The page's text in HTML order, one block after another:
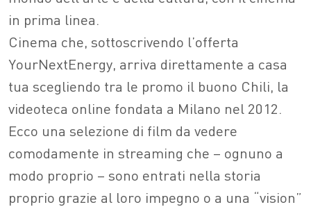
in prima linea.
Cinema che, sottoscrivendo l’offerta
YourNextEnergy, arriva direttamente a casa
tua scegliendo tra le promo il buono Chili, la
videoteca online fondata a Milano nel 2012.
Ecco una selezione di film da vedere
comodamente in streaming che – ognuno a
modo proprio – sono entrati nella storia
proprio grazie al loro impegno o a una “vision”